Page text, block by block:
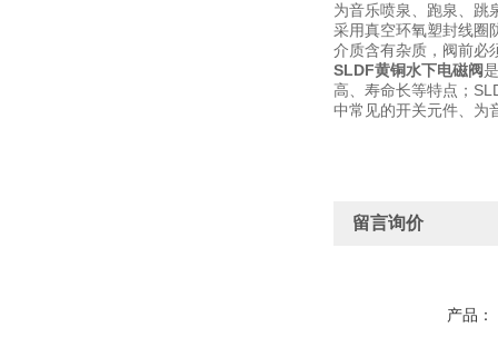
为音乐喷泉、跑泉、跳
采用真空环氧塑封线圈
介质含有杂质，阀前必
SLDF黄铜水下电磁阀
高、寿命长等特点；
中常见的开关元件、为
留言询价
产品：